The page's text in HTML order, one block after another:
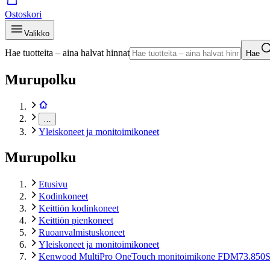
Ostoskori
Valikko
Hae tuotteita – aina halvat hinnat Hae
Murupolku
Yleiskoneet ja monitoimikoneet
Murupolku
Etusivu
Kodinkoneet
Keittiön kodinkoneet
Keittiön pienkoneet
Ruoanvalmistuskoneet
Yleiskoneet ja monitoimikoneet
Kenwood MultiPro OneTouch monitoimikone